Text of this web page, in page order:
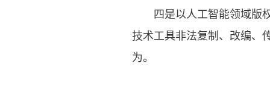
四是以人工智能领域版权
技术工具非法复制、改编、
为。